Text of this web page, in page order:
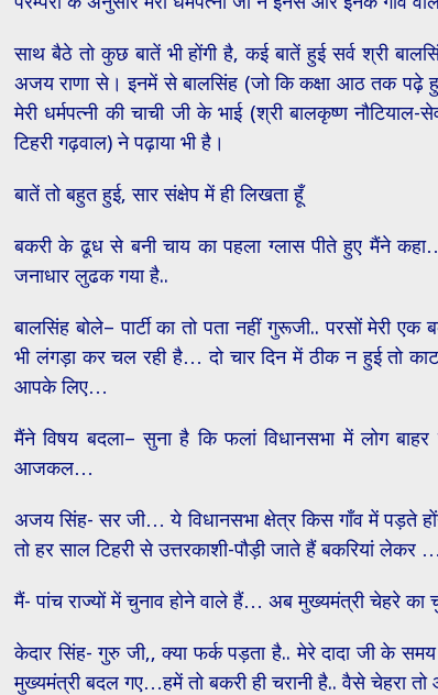
साथ बैठे तो कुछ बातें भी होंगी है, कई बातें हुई सर्व श्री
अजय राणा से। इनमें से बालसिंह (जो कि कक्षा आठ तक पढ़े
मेरी धर्मपत्नी की चाची जी के भाई (श्री बालकृष्ण नौटियाल-
टिहरी गढ़वाल) ने पढ़ाया भी है।
बातें तो बहुत हुई, सार संक्षेप में ही लिखता हूँ
बकरी के ढूध से बनी चाय का पहला ग्लास पीते हुए मैंने
जनाधार लुढक गया है..
बालसिंह बोले– पार्टी का तो पता नहीं गुरूजी.. परसों मेरी
भी लंगड़ा कर चल रही है… दो चार दिन में ठीक न हुई तो
आपके लिए…
मैंने विषय बदला– सुना है कि फलां विधानसभा में लोग
आजकल…
अजय सिंह- सर जी… ये विधानसभा क्षेत्र किस गाँव में पड़ते
तो हर साल टिहरी से उत्तरकाशी-पौड़ी जाते हैं बकरियां लेकर
मैं- पांच राज्यों में चुनाव होने वाले हैं… अब मुख्यमंत्री चेहरे का
केदार सिंह- गुरु जी,, क्या फर्क पड़ता है.. मेरे दादा जी के
मुख्यमंत्री बदल गए…हमें तो बकरी ही चरानी है.. वैसे चेहरा